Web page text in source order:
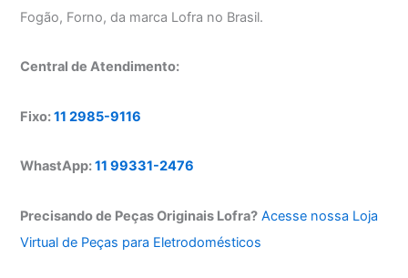
Fogão, Forno, da marca Lofra no Brasil.
Central de Atendimento:
Fixo:11 2985-9116
WhastApp:11 99331-2476
Precisando de Peças Originais Lofra? Acesse nossa Loja
Virtual de Peças para Eletrodomésticos